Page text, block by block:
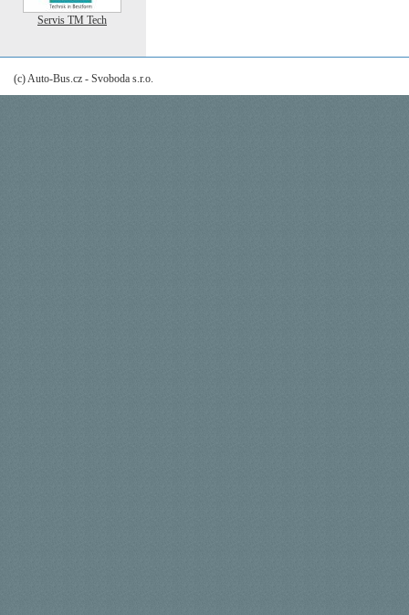
Servis TM Tech
(c) Auto-Bus.cz - Svoboda s.r.o.